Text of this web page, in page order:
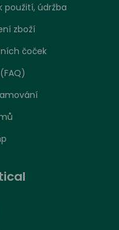
použití, údržba
zboží
čoček